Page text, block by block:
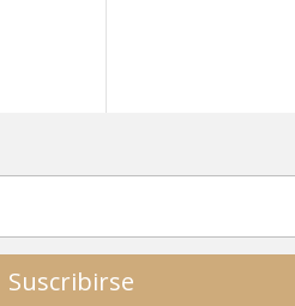
Suscribirse